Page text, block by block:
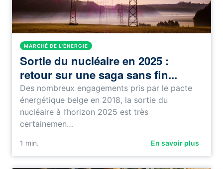
MARCHÉ DE L'ÉNERGIE
Sortie du nucléaire en 2025 :
retour sur une saga sans fin...
Des nombreux engagements pris par le pacte
énergétique belge en 2018, la sortie du
nucléaire à l’horizon 2025 est très
certainemen…
1 min. En savoir plus